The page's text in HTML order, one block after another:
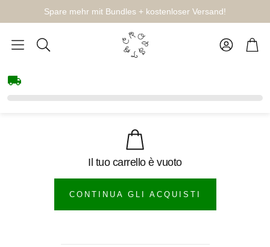
Spare mehr mit Bundles + kostenloser Versand!
Cerca
Account
Il tuo carrello è vuoto
CONTINUA GLI ACQUISTI